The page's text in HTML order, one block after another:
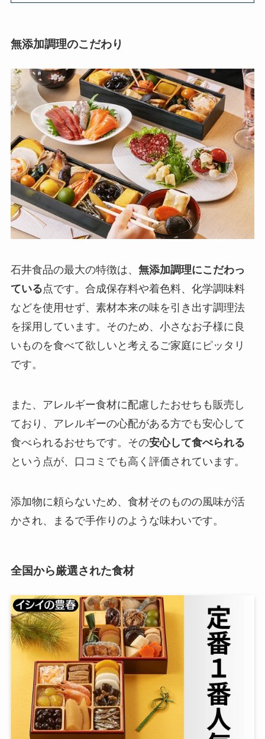
無添加調理のこだわり
石井食品の最大の特徴は、 無添加調理にこだわっ
ている点です。合成保存料や着色料、化学調味料
などを使用せず、素材本来の味を引き出す調理法
を採用しています。そのため、小さなお子様に良
いものを食べて欲しいと考えるご家庭にピッタリ
です。
また、アレルギー食材に配慮したおせちも販売し
ており、アレルギーの心配がある方でも安心して
食べられるおせちです。その安心して食べられる
という点が、口コミでも高く評価されています。
添加物に頼らないため、食材そのものの風味が活
かされ、まるで手作りのような味わいです。
全国から厳選された食材